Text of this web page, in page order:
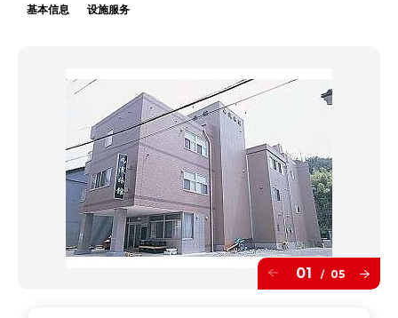
基本信息 设施服务
01 / 05